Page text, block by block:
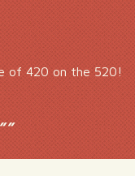
of 420 on the 520!
”